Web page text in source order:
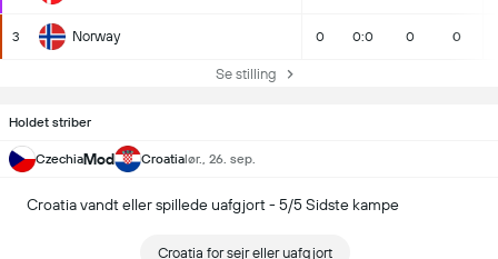
3 Norway 0 0:0 0 0
Se stilling
Holdet striber
CzechiaMod Croatialør., 26. sep.
Croatia vandt eller spillede uafgjort - 5/5 Sidste kampe
Croatia for sejr eller uafgjort